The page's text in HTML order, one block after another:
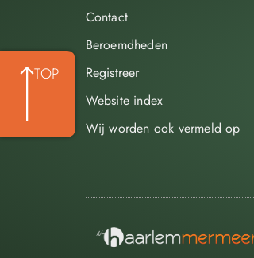
TOP
Contact
Beroemdheden​
Registreer
Website index
Wij worden ook vermeld op